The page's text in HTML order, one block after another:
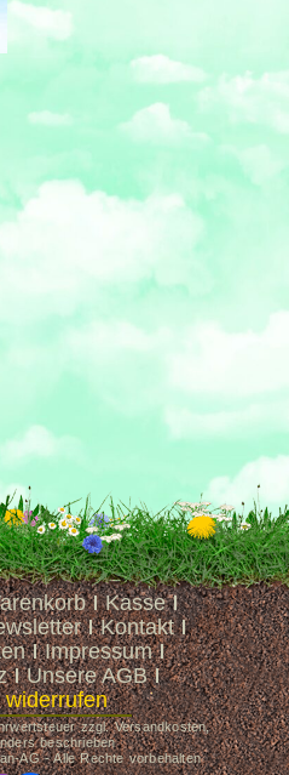
Kasse
Kontakt
Impressum
Unsere AGB
widerrufen
zzgl. Versandkosten,
beschrieben
AG - Alle Rechte vorbehalten